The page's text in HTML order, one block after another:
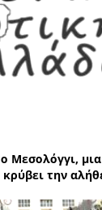
Μεσολόγγι,
την